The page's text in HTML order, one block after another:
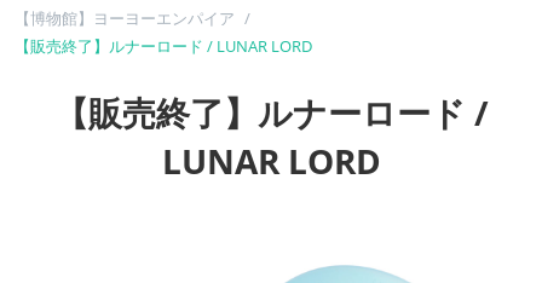
【博物館】ヨーヨーエンパイア /
【販売終了】ルナーロード / LUNAR LORD
【販売終了】ルナーロード /
LUNAR LORD